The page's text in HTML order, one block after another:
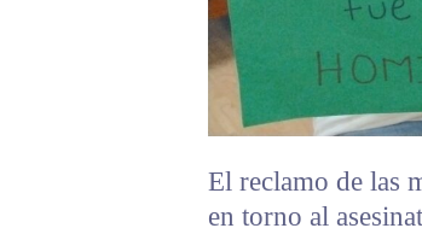
El reclamo de las
en torno al